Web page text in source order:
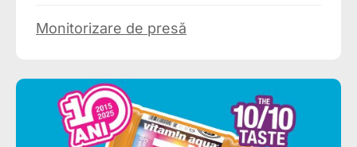
Monitorizare de presă